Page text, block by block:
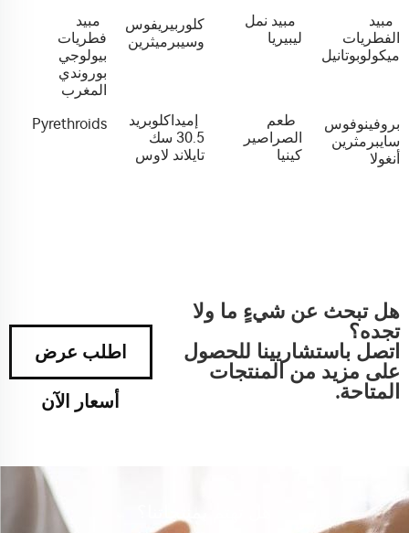
مبيد
الفطريات
ميكولوبوتانيل
مبيد نمل
ليبيريا
كلوربيريفوس
وسيبرميثرين
مبيد
فطريات
بيولوجي
بوروندي
المغرب
بروفينوفوس
سايبرمثرين
أنغولا
طعم
الصراصير
كينيا
إميداكلوبريد
30.5 سك
تايلاند لاوس
Pyrethroids
هل تبحث عن شيءٍ ما ولا
تجده؟
اتصل باستشاريينا للحصول
على مزيد من المنتجات
المتاحة.
اطلب عرض
أسعار الآن